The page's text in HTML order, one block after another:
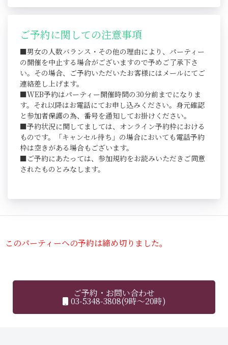
ご予約に関しての注意事項
■男女の人数バランス・その他の理由により、パーティー
の開催を中止する場合がございますので予めご了承下さ
い。その場合、ご予約いただいたお客様にはメールにてご
連絡差し上げます。
■WEB予約はパーティー開催時間の30分前までになりま
す。それ以降はお電話にてお申し込みください。身元確認
と参加者保護の為、番号を通知してお掛けください。
■予約状況に関してましては、オンライン予約枠における
ものです。「キャンセル待ち」の場合においても電話予約
枠は空きがある場合もございます。
■ご予約にあたっては、参加規約をお読みいただきご同意
されたものとみなします。
このパーティーへの予約は締め切りました。
ご予約・お問い合わせ
03-5348-3808(9時～20時)